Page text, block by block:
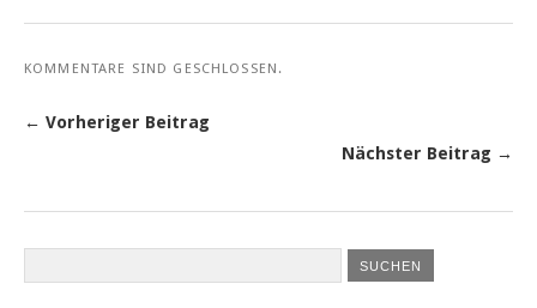
KOMMENTARE SIND GESCHLOSSEN.
← Vorheriger Beitrag
Nächster Beitrag →